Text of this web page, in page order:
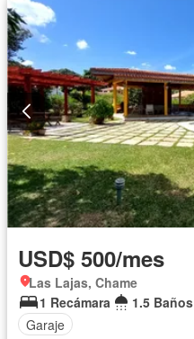
USD$ 500/mes
Las Lajas, Chame
1 Recámara
1.5 Baños
Garaje